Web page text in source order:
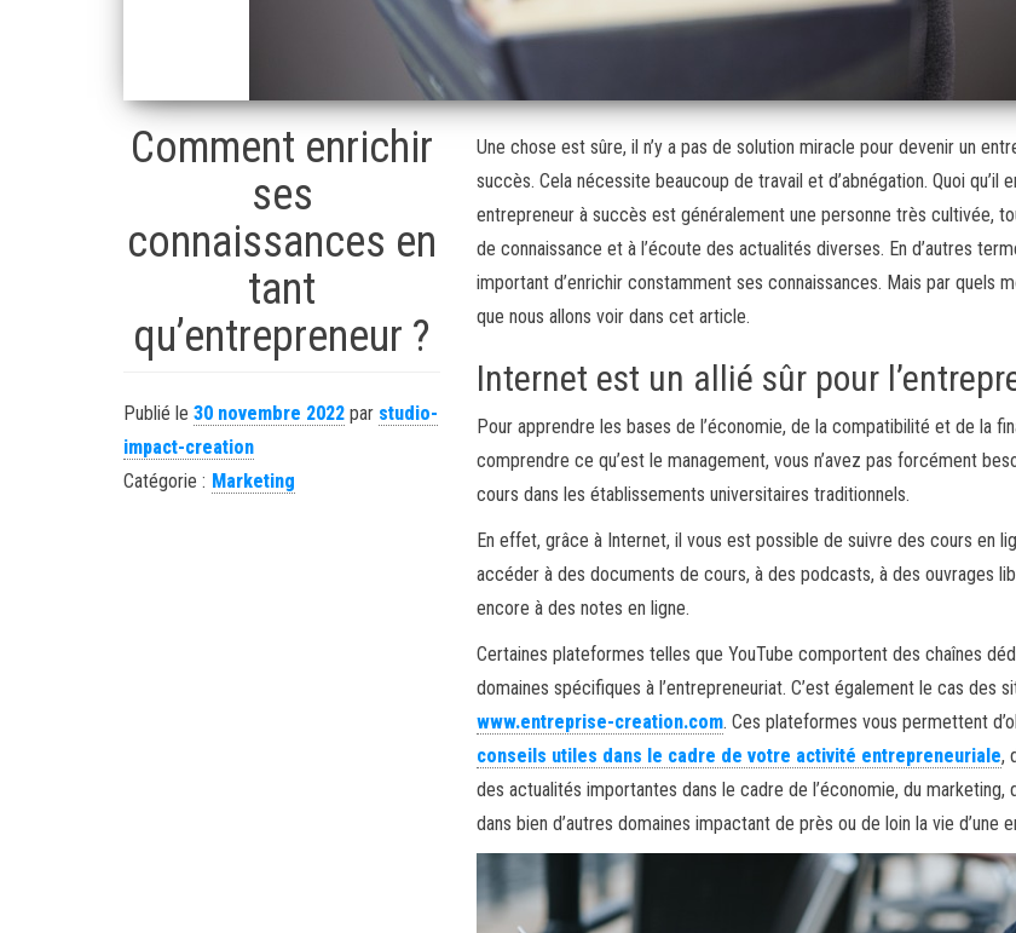
Comment enrichir
ses
connaissances en
tant
qu’entrepreneur ?
Publié le 30 novembre 2022 par studio-
impact-creation
Catégorie : Marketing
Une chose est sûre, il n’y a pas de solution miracle pour devenir un
succès. Cela nécessite beaucoup de travail et d’abnégation. Quoi qu’il
entrepreneur à succès est généralement une personne très cultivée,
de connaissance et à l’écoute des actualités diverses. En d’autres
important d’enrichir constamment ses connaissances. Mais par quels
que nous allons voir dans cet article.
Internet est un allié sûr pour
Pour apprendre les bases de l’économie, de la compatibilité et de la
comprendre ce qu’est le management, vous n’avez pas forcément
cours dans les établissements universitaires traditionnels.
En effet, grâce à Internet, il vous est possible de suivre des cours en
accéder à des documents de cours, à des podcasts, à des ouvrages
encore à des notes en ligne.
Certaines plateformes telles que YouTube comportent des chaînes
domaines spécifiques à l’entrepreneuriat. C’est également le cas des
www.entreprise-creation.com. Ces plateformes vous permettent
conseils utiles dans le cadre de votre activité entrepreneuriale,
des actualités importantes dans le cadre de l’économie, du marketing,
dans bien d’autres domaines impactant de près ou de loin la vie d’une